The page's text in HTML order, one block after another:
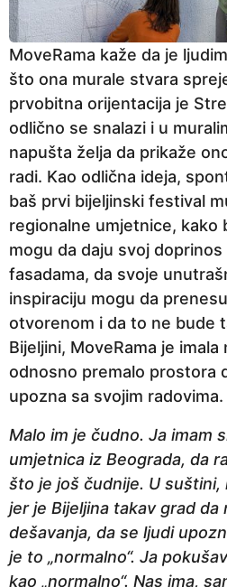
MoveRama kaže da je
što ona murale stvara
prvobitna orijentacija je
odlično se snalazi i u
napušta želja da prikaže
radi. Kao odlična ideja,
baš prvi bijeljinski festival
regionalne umjetnice, kako
mogu da daju svoj
fasadama, da svoje
inspiraciju mogu da
otvorenom i da to ne bude
Bijeljini, MoveRama je
odnosno premalo prostora
upozna sa svojim radovima.
Malo im je čudno. Ja imam
umjetnica iz Beograda, da
što je još čudnije. U suštini,
jer je Bijeljina takav grad
dešavanja, da se ljudi
je to „normalno“. Ja
kao „normalno“. Nas ima,